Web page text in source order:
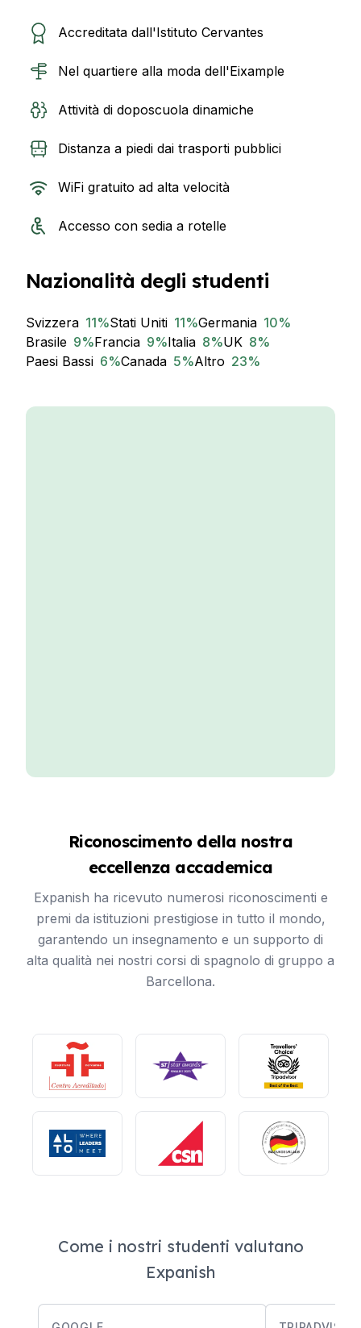
Accreditata dall'Istituto Cervantes
Nel quartiere alla moda dell'Eixample
Attività di doposcuola dinamiche
Distanza a piedi dai trasporti pubblici
WiFi gratuito ad alta velocità
Accesso con sedia a rotelle
Nazionalità degli studenti
Svizzera 11%Stati Uniti 11%Germania 10%
Brasile 9%Francia 9%Italia 8%UK 8%
Paesi Bassi 6%Canada 5%Altro 23%
Riconoscimento della nostra
eccellenza accademica
Expanish ha ricevuto numerosi riconoscimenti e
premi da istituzioni prestigiose in tutto il mondo,
garantendo un insegnamento e un supporto di
alta qualità nei nostri corsi di spagnolo di gruppo a
Barcellona.
Come i nostri studenti valutano
Expanish